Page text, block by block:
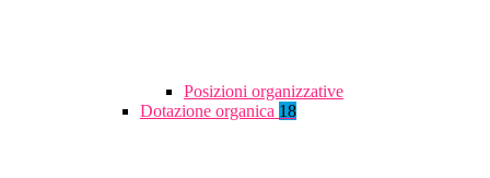
Posizioni organizzative
Dotazione organica 18